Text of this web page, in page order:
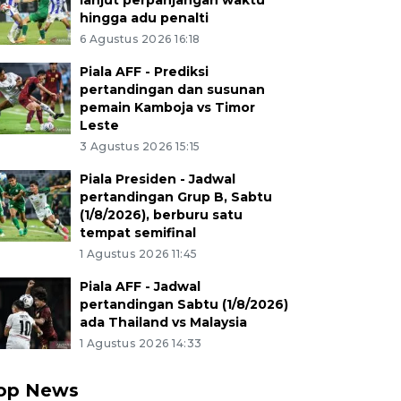
hingga adu penalti
6 Agustus 2026 16:18
Piala AFF - Prediksi
pertandingan dan susunan
pemain Kamboja vs Timor
Leste
3 Agustus 2026 15:15
Piala Presiden - Jadwal
pertandingan Grup B, Sabtu
(1/8/2026), berburu satu
tempat semifinal
1 Agustus 2026 11:45
Piala AFF - Jadwal
pertandingan Sabtu (1/8/2026)
ada Thailand vs Malaysia
1 Agustus 2026 14:33
News